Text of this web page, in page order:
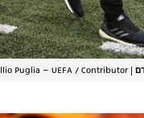
|
Puglia – UEFA / Contributor